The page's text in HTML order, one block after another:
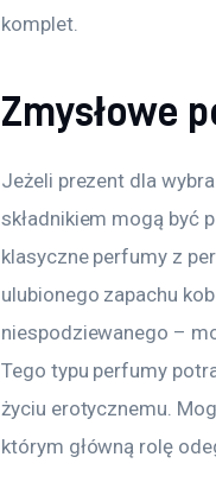
komplet.
Zmysłowe
Jeżeli prezent dla
składnikiem mogą być
klasyczne perfumy z
ulubionego zapachu
niespodziewanego –
Tego typu perfumy
życiu erotycznemu.
którym główną rolę